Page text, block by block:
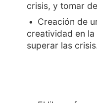
crisis, y tomar
Creación de
creatividad en
superar las